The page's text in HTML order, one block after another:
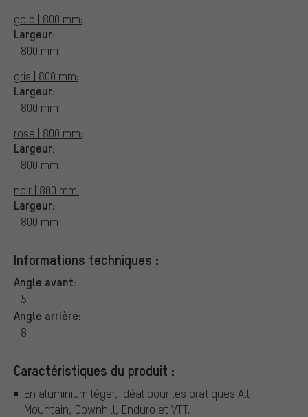
gold | 800 mm:
Largeur:
800 mm
gris | 800 mm:
Largeur:
800 mm
rose | 800 mm:
Largeur:
800 mm
noir | 800 mm:
Largeur:
800 mm
Informations techniques :
Angle avant:
5
Angle arrière:
8
Caractéristiques du produit :
En aluminium léger, idéal pour les pratiques All
Mountain, Downhill, Enduro et VTT.